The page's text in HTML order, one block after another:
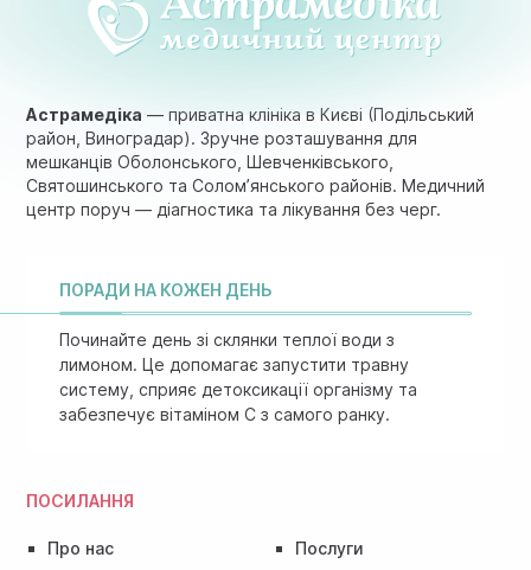
ПОСИЛАННЯ
Про нас
Послуги
Астрамедіка — приватна клініка в Києві (Подільський
район, Виноградар). Зручне розташування для
мешканців Оболонського, Шевченківського,
Святошинського та Солом’янського районів. Медичний
центр поруч — діагностика та лікування без черг.
ПОРАДИ НА КОЖЕН ДЕНЬ
Починайте день зі склянки теплої води з
лимоном. Це допомагає запустити травну
систему, сприяє детоксикації організму та
забезпечує вітаміном C з самого ранку.